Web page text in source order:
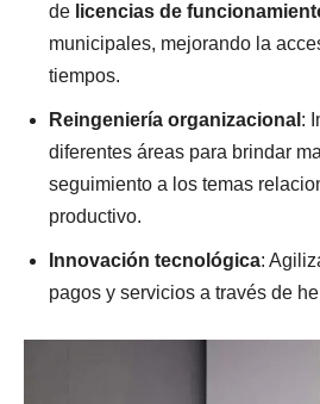
de licencias de
municipales, mejorando la
tiempos.
Reingeniería organizacional :
diferentes áreas para brindar
seguimiento a los temas
productivo.
Innovación tecnológica:
pagos y servicios a través de